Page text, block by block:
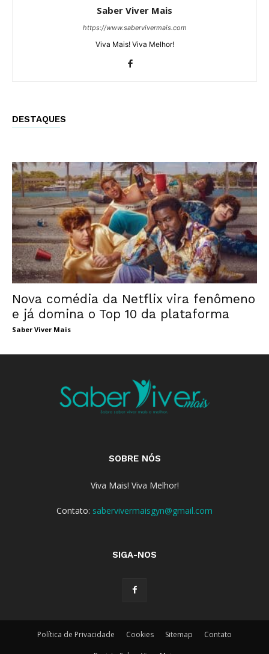
Saber Viver Mais
https://www.sabervivermais.com
Viva Mais! Viva Melhor!
DESTAQUES
Nova comédia da Netflix vira fenômeno
e já domina o Top 10 da plataforma
Saber Viver Mais
SOBRE NÓS
Viva Mais! Viva Melhor!
Contato: sabervivermaisgyn@gmail.com
SIGA-NOS
Política de Privacidade Cookies Sitemap Contato